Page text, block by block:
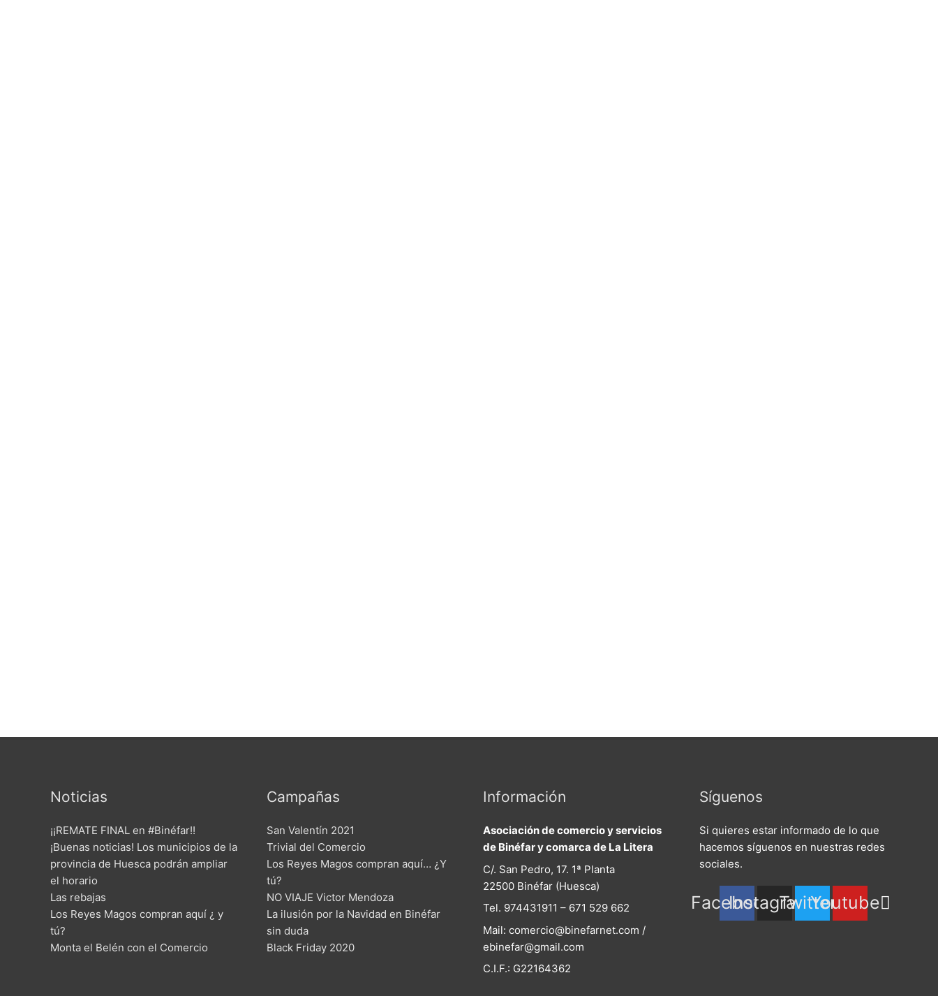
Noticias
¡¡REMATE FINAL en #Binéfar!!
¡Buenas noticias! Los municipios de la
provincia de Huesca podrán ampliar
el horario
Las rebajas
Los Reyes Magos compran aquí ¿ y
tú?
Monta el Belén con el Comercio
Campañas
San Valentín 2021
Trivial del Comercio
Los Reyes Magos compran aquí… ¿Y
tú?
NO VIAJE Victor Mendoza
La ilusión por la Navidad en Binéfar
sin duda
Black Friday 2020
Información
Asociación de comercio y servicios
de Binéfar y comarca de La Litera
C/. San Pedro, 17. 1ª Planta
22500 Binéfar (Huesca)
Tel. 974431911 – 671 529 662
Mail: comercio@binefarnet.com /
ebinefar@gmail.com
C.I.F.: G22164362
Síguenos
Si quieres estar informado de lo que
hacemos síguenos en nuestras redes
sociales.
Facebook
Instagram
TwitterYoutube